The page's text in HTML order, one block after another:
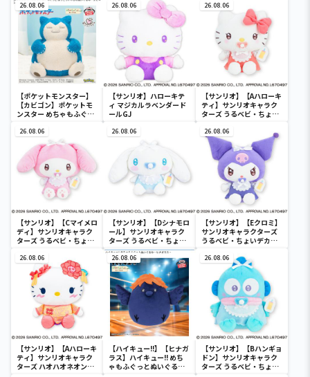
26.08.06
【ポケットモンスター】
【カビゴン】ポケットモ
ンスター めちゃもふぐっ
ぐるみ～カビゴン～
26.08.06
【サンリオ】ハローキテ
ィ マジカルラベンダード
ールGJ
26.08.06
【サンリオ】【Aハローキ
ティ】サンリオキャラク
ターズ うるベビ・ちょい
26.08.06
【サンリオ】【Cマイメロ
ディ】サンリオキャラク
ターズ うるベビ・ちょい
26.08.06
【サンリオ】【Dシナモロ
ール】サンリオキャラク
ターズ うるベビ・ちょい
デカドール
26.08.06
【サンリオ】【Eクロミ】
サンリオキャラクターズ
うるベビ・ちょいデカド
26.08.06
【サンリオ】【Aハローキ
ティ】サンリオキャラク
ターズ ハオハオネオンタ
26.08.06
【ハイキュー!!】【ヒナガ
ラス】ハイキュー!! めち
ゃもふぐっとぬいぐるみ
26.08.06
【サンリオ】【Bハンギョ
ドン】サンリオキャラク
ターズ うるベビ・ちょい